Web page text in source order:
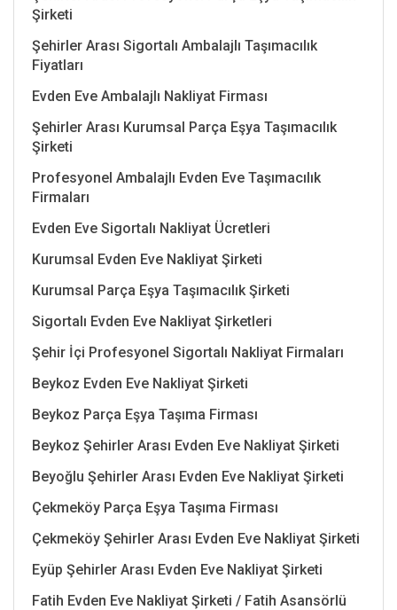
Şirketi
Şehirler Arası Sigortalı Ambalajlı Taşımacılık
Fiyatları
Evden Eve Ambalajlı Nakliyat Firması
Şehirler Arası Kurumsal Parça Eşya Taşımacılık
Şirketi
Profesyonel Ambalajlı Evden Eve Taşımacılık
Firmaları
Evden Eve Sigortalı Nakliyat Ücretleri
Kurumsal Evden Eve Nakliyat Şirketi
Kurumsal Parça Eşya Taşımacılık Şirketi
Sigortalı Evden Eve Nakliyat Şirketleri
Şehir İçi Profesyonel Sigortalı Nakliyat Firmaları
Beykoz Evden Eve Nakliyat Şirketi
Beykoz Parça Eşya Taşıma Firması
Beykoz Şehirler Arası Evden Eve Nakliyat Şirketi
Beyoğlu Şehirler Arası Evden Eve Nakliyat Şirketi
Çekmeköy Parça Eşya Taşıma Firması
Çekmeköy Şehirler Arası Evden Eve Nakliyat Şirketi
Eyüp Şehirler Arası Evden Eve Nakliyat Şirketi
Fatih Evden Eve Nakliyat Şirketi / Fatih Asansörlü